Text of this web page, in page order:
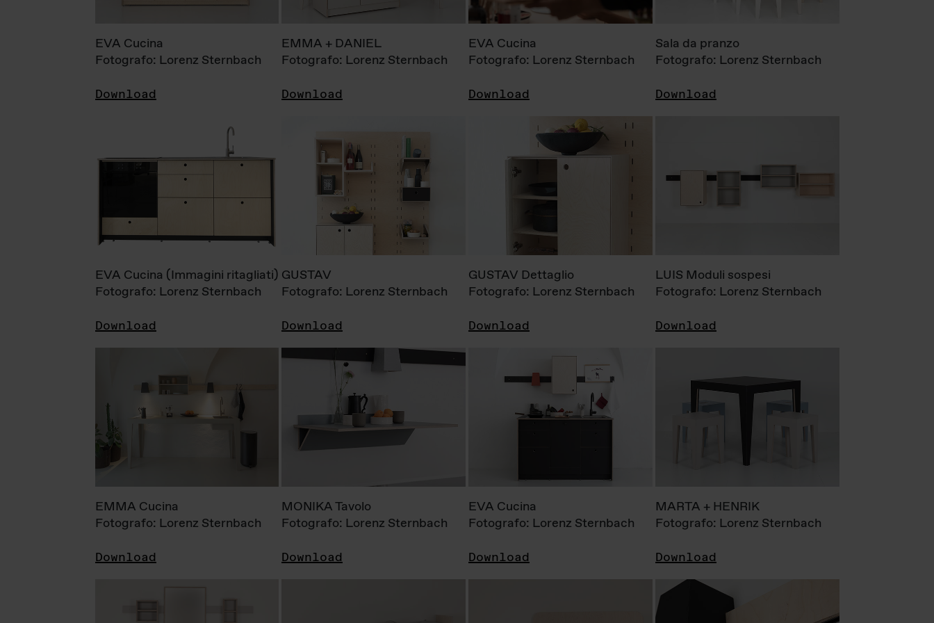
EVA Cucina
Fotografo: Lorenz Sternbach
Download
EMMA + DANIEL
Fotografo: Lorenz Sternbach
Download
EVA Cucina
Fotografo: Lorenz Sternbach
Download
Sala da pranzo
Fotografo: Lorenz Sternbach
Download
EVA Cucina (Immagini ritagliati)
Fotografo: Lorenz Sternbach
Download
GUSTAV
Fotografo: Lorenz Sternbach
Download
GUSTAV Dettaglio
Fotografo: Lorenz Sternbach
Download
LUIS Moduli sospesi
Fotografo: Lorenz Sternbach
Download
EMMA Cucina
Fotografo: Lorenz Sternbach
Download
MONIKA Tavolo
Fotografo: Lorenz Sternbach
Download
EVA Cucina
Fotografo: Lorenz Sternbach
Download
MARTA + HENRIK
Fotografo: Lorenz Sternbach
Download